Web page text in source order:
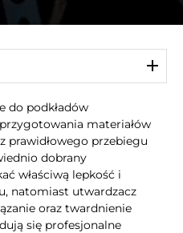
do podkładów
materiałów
prawidłowego przebiegu
dobrany
właściwą lepkość i
natomiast utwardzacz
oraz twardnienie
się profesjonalne